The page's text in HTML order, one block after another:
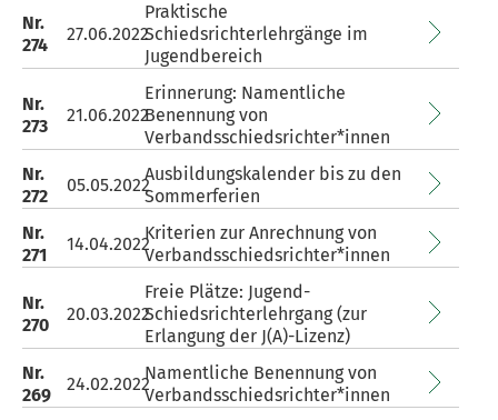
Nr.
274
27.06.2022
Praktische
Schiedsrichterlehrgänge im
Jugendbereich
Nr.
273
21.06.2022
Erinnerung: Namentliche
Benennung von
Verbandsschiedsrichter*innen
Nr.
272
05.05.2022
Ausbildungskalender bis zu den
Sommerferien
Nr.
271
14.04.2022
Kriterien zur Anrechnung von
Verbandsschiedsrichter*innen
Nr.
270
20.03.2022
Freie Plätze: Jugend-
Schiedsrichterlehrgang (zur
Erlangung der J(A)-Lizenz)
Nr.
269
24.02.2022
Namentliche Benennung von
Verbandsschiedsrichter*innen